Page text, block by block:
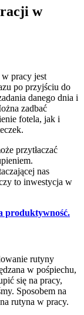
w
pracy jest
po przyjściu do
danego dnia i
zadbać
fotela, jak i
przytłaczać
nas
to inwestycja w
produktywność.
rutyny
w pośpiechu,
się na pracy,
Sposobem na
rutyna w pracy.